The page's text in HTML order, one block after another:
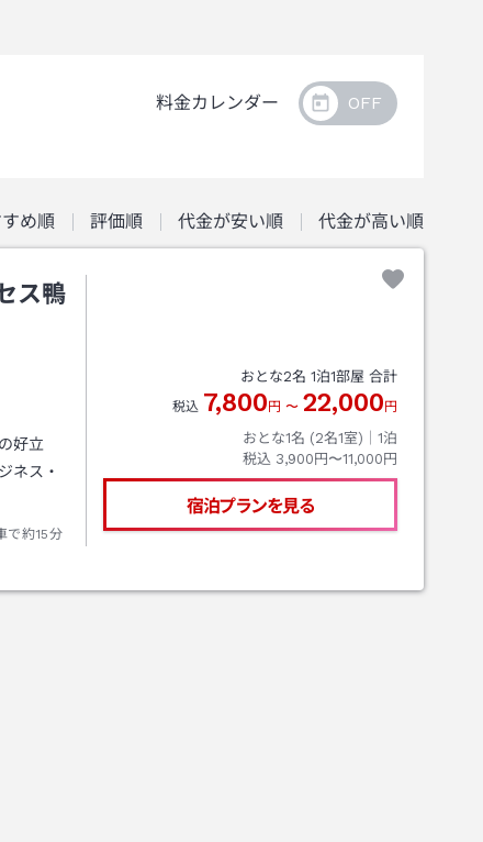
料金カレンダー
め順 評価順 代金が安い順 代金が高い順
ス鴨
好立
ネス・
で約15分
おとな2名 1泊1部屋 合計
税込 7,800 円 〜 22,000 円
おとな1名 (2名1室)｜ 1泊
税込 3,900円〜11,000円
宿泊プランを見る